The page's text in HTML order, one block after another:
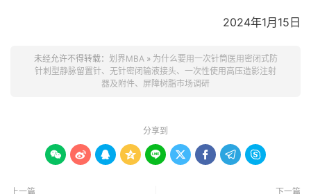
2024年1月15日
未经允许不得转载： 划界MBA» 为什么要用一次针筒医用密闭式防
针刺型静脉留置针、无针密闭输液接头、一次性使用高压造影注射
器及附件、屏障树脂市场调研
分享到
        
上一篇 下一篇